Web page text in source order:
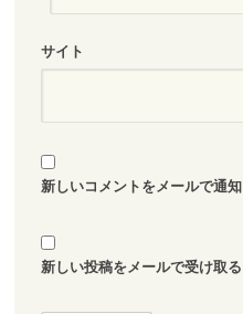
サイト
新しいコメントをメールで通知
新しい投稿をメールで受け取る